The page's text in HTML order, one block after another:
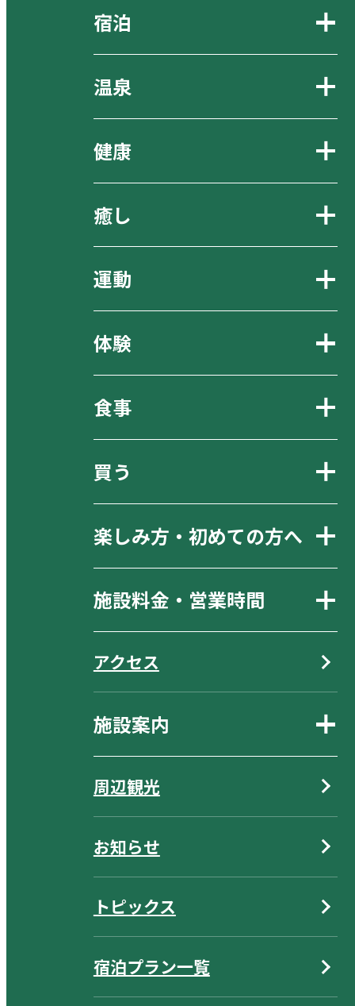
宿泊
温泉
健康
癒し
運動
体験
食事
買う
楽しみ方・初めての方へ
施設料金・営業時間
アクセス
施設案内
周辺観光
お知らせ
トピックス
宿泊プラン一覧